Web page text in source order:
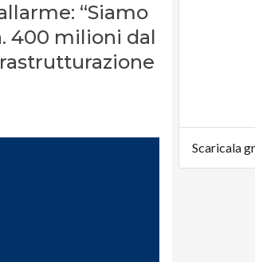
“Siamo
400 milioni dal
Scaricala